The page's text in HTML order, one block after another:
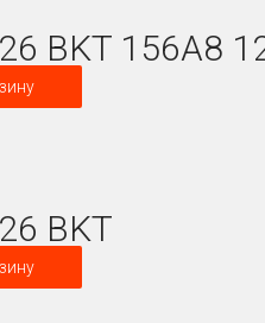
BKT 156A8
BKT